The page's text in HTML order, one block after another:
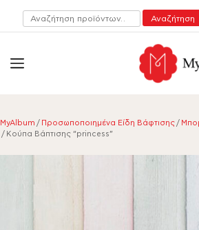
Αναζήτηση
για:
Αναζήτηση
open
MyAlbum / Προσωποποιημένα Είδη Βάφτισης /
/ Κούπα Βάπτισης “princess”